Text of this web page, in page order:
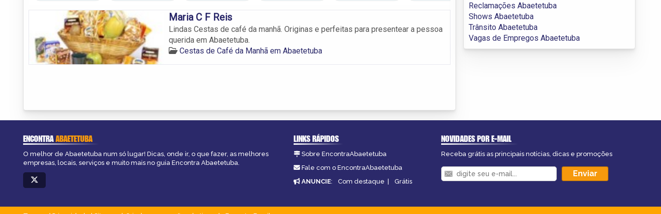
Maria C F Reis
Lindas Cestas de café da manhã. Originas e perfeitas para presentear a pessoa
querida em Abaetetuba.
Cestas de Café da Manhã em Abaetetuba
Reclamações Abaetetuba
Shows Abaetetuba
Trânsito Abaetetuba
Vagas de Empregos Abaetetuba
ENCONTRAABAETETUBA
O melhor de Abaetetuba num só lugar! Dicas, onde ir, o que fazer, as melhores
empresas, locais, serviços e muito mais no guia Encontra Abaetetuba.
LINKS RÁPIDOS
Sobre EncontraAbaetetuba
Fale com o EncontraAbaetetuba
ANUNCIE: Com destaque | Grátis
NOVIDADES POR E-MAIL
Receba grátis as principais notícias, dicas e promoções